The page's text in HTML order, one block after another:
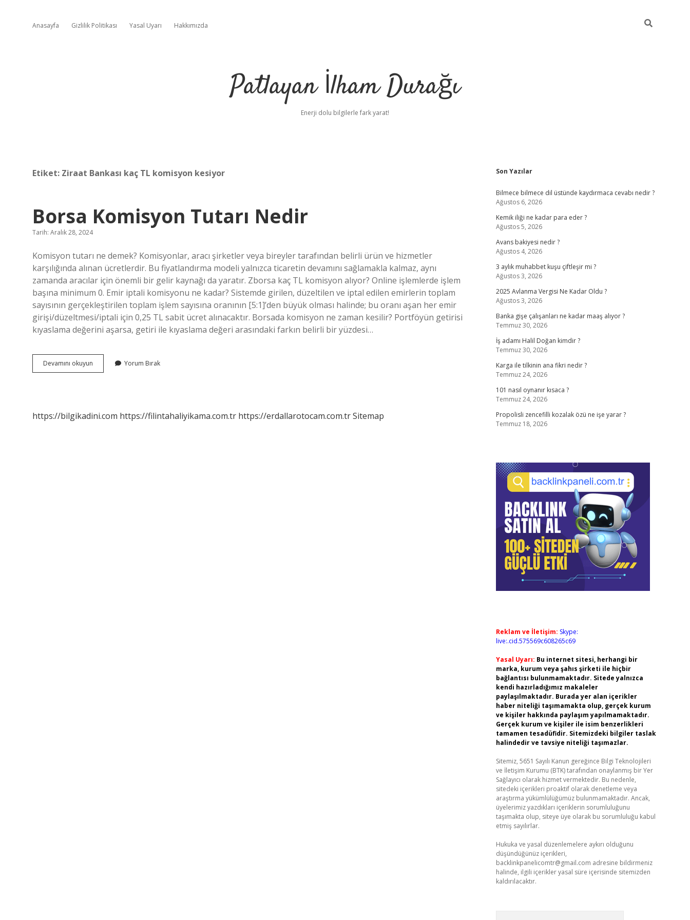
Anasayfa Gizlilik Politikası Yasal Uyarı Hakkımızda
Patlayan İlham Durağı
Enerji dolu bilgilerle fark yarat!
Etiket: Ziraat Bankası kaç TL komisyon kesiyor
Borsa Komisyon Tutarı Nedir
Tarih: Aralık 28, 2024
Komisyon tutarı ne demek? Komisyonlar, aracı şirketler veya bireyler tarafından belirli ürün ve hizmetler
karşılığında alınan ücretlerdir. Bu fiyatlandırma modeli yalnızca ticaretin devamını sağlamakla kalmaz, aynı
zamanda aracılar için önemli bir gelir kaynağı da yaratır. Zborsa kaç TL komisyon alıyor? Online işlemlerde işlem
başına minimum 0. Emir iptali komisyonu ne kadar? Sistemde girilen, düzeltilen ve iptal edilen emirlerin toplam
sayısının gerçekleştirilen toplam işlem sayısına oranının [5:1]’den büyük olması halinde; bu oranı aşan her emir
girişi/düzeltmesi/iptali için 0,25 TL sabit ücret alınacaktır. Borsada komisyon ne zaman kesilir? Portföyün getirisi
kıyaslama değerini aşarsa, getiri ile kıyaslama değeri arasındaki farkın belirli bir yüzdesi…
Devamını okuyun
Komisyon
Yorum Bırak
https://bilgikadini.com https://filintahaliyikama.com.tr https://erdallarotocam.com.trSitemap
Sidebar
Son Yazılar
Bilmece bilmece dil üstünde kaydırmaca cevabı nedir ?
Ağustos 6, 2026
Kemik iliği ne kadar para eder ?
Ağustos 5, 2026
Avans bakiyesi nedir ?
Ağustos 4, 2026
3 aylık muhabbet kuşu çiftleşir mi ?
Ağustos 3, 2026
2025 Avlanma Vergisi Ne Kadar Oldu ?
Ağustos 3, 2026
Banka gişe çalışanları ne kadar maaş alıyor ?
Temmuz 30, 2026
İş adamı Halil Doğan kimdir ?
Temmuz 30, 2026
Karga ile tilkinin ana fikri nedir ?
Temmuz 24, 2026
101 nasıl oynanır kısaca ?
Temmuz 24, 2026
Propolisli zencefilli kozalak özü ne işe yarar ?
Temmuz 18, 2026
Reklam ve İletişim: Skype:
live:.cid.575569c608265c69
Yasal Uyarı: Bu internet sitesi, herhangi bir
marka, kurum veya şahıs şirketi ile hiçbir
bağlantısı bulunmamaktadır. Sitede yalnızca
kendi hazırladığımız makaleler
paylaşılmaktadır. Burada yer alan içerikler
haber niteliği taşımamakta olup, gerçek kurum
ve kişiler hakkında paylaşım yapılmamaktadır.
Gerçek kurum ve kişiler ile isim benzerlikleri
tamamen tesadüfidir. Sitemizdeki bilgiler taslak
halindedir ve tavsiye niteliği taşımazlar.
Sitemiz, 5651 Sayılı Kanun gereğince Bilgi Teknolojileri
ve İletişim Kurumu (BTK) tarafından onaylanmış bir Yer
Sağlayıcı olarak hizmet vermektedir. Bu nedenle,
sitedeki içerikleri proaktif olarak denetleme veya
araştırma yükümlülüğümüz bulunmamaktadır. Ancak,
üyelerimiz yazdıkları içeriklerin sorumluluğunu
taşımakta olup, siteye üye olarak bu sorumluluğu kabul
etmiş sayılırlar.
Hukuka ve yasal düzenlemelere aykırı olduğunu
düşündüğünüz içerikleri,
backlinkpanelicomtr@gmail.com adresine bildirmeniz
halinde, ilgili içerikler yasal süre içerisinde sitemizden
kaldırılacaktır.